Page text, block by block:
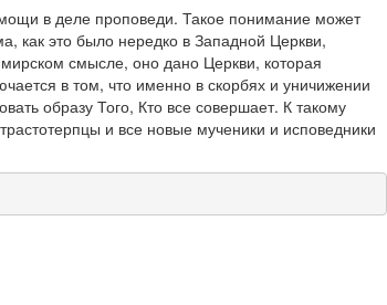
в деле проповеди. Такое понимание может
как это было нередко в Западной Церкви,
смысле, оно дано Церкви, которая
в том, что именно в скорбях и уничижении
образу Того, Кто все совершает. К такому
и все новые мученики и исповедники